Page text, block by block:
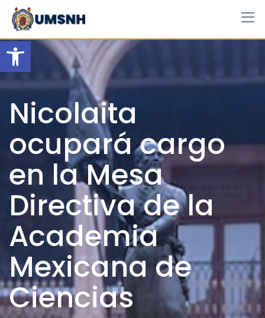
Open toolbar
Skip
content
Nicolaita
ocupará cargo
en la Mesa
Directiva de la
Academia
Mexicana de
Ciencias